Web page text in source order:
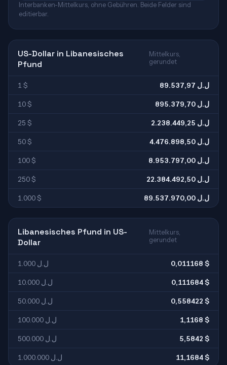
Interbanken-Mittelkurs, ohne Gebühren. Beide Felder sind
editierbar.
US-Dollar in Libanesisches
Pfund
Mittelkurs,
gerundet
1 $ 89.537,97 ل.ل
10 $ 895.379,70 ل.ل
25 $ 2.238.449,25 ل.ل
50 $ 4.476.898,50 ل.ل
100 $ 8.953.797,00 ل.ل
250 $ 22.384.492,50 ل.ل
1.000 $ 89.537.970,00 ل.ل
Libanesisches Pfund in US-
Dollar
Mittelkurs,
gerundet
1.000 ل.ل 0,011168 $
10.000 ل.ل 0,111684 $
50.000 ل.ل 0,558422 $
100.000 ل.ل 1,1168 $
500.000 ل.ل 5,5842 $
1.000.000 ل.ل 11,1684 $